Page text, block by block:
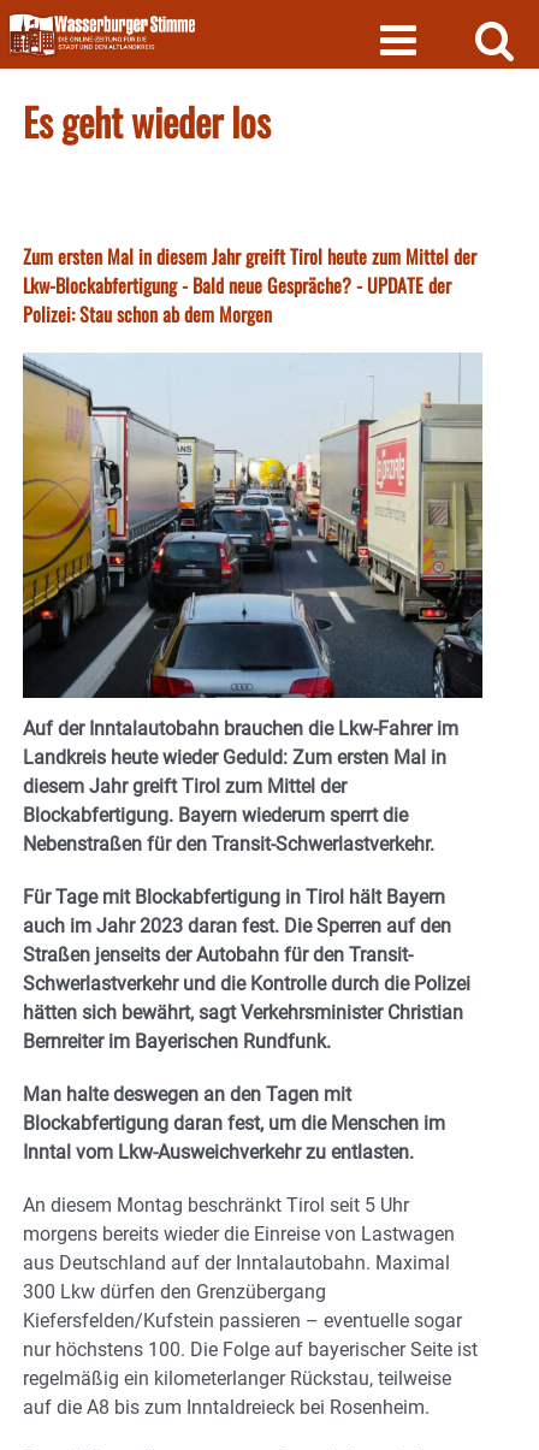
Skip
to
content
Es geht wieder los
Zum ersten Mal in diesem Jahr greift Tirol heute zum Mittel der
Lkw-Blockabfertigung - Bald neue Gespräche? - UPDATE der
Polizei: Stau schon ab dem Morgen
Auf der Inntalautobahn brauchen die Lkw-Fahrer im
Landkreis heute wieder Geduld: Zum ersten Mal in
diesem Jahr greift Tirol zum Mittel der
Blockabfertigung. Bayern wiederum sperrt die
Nebenstraßen für den Transit-Schwerlastverkehr.
Für Tage mit Blockabfertigung in Tirol hält Bayern
auch im Jahr 2023 daran fest. Die Sperren auf den
Straßen jenseits der Autobahn für den Transit-
Schwerlastverkehr und die Kontrolle durch die Polizei
hätten sich bewährt, sagt Verkehrsminister Christian
Bernreiter im Bayerischen Rundfunk.
Man halte deswegen an den Tagen mit
Blockabfertigung daran fest, um die Menschen im
Inntal vom Lkw-Ausweichverkehr zu entlasten.
An diesem Montag beschränkt Tirol seit 5 Uhr
morgens bereits wieder die Einreise von Lastwagen
aus Deutschland auf der Inntalautobahn. Maximal
300 Lkw dürfen den Grenzübergang
Kiefersfelden/Kufstein passieren – eventuelle sogar
nur höchstens 100. Die Folge auf bayerischer Seite ist
regelmäßig ein kilometerlanger Rückstau, teilweise
auf die A8 bis zum Inntaldreieck bei Rosenheim.